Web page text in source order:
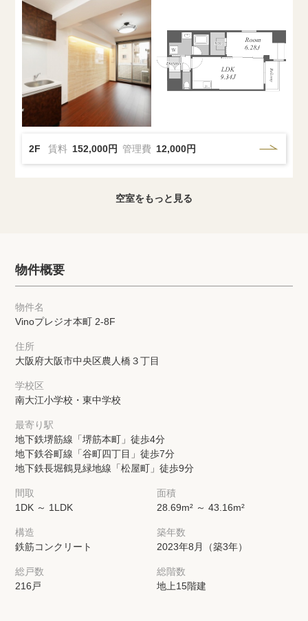
2F 賃料 152,000円 管理費 12,000円
空室をもっと見る
物件概要
物件名
Vinoプレジオ本町 2-8F
住所
大阪府大阪市中央区農人橋３丁目
学校区
南大江小学校・東中学校
最寄り駅
地下鉄堺筋線「堺筋本町」徒歩4分
地下鉄谷町線「谷町四丁目」徒歩7分
地下鉄長堀鶴見緑地線「松屋町」徒歩9分
間取
1DK ～ 1LDK
面積
28.69m² ～ 43.16m²
構造
鉄筋コンクリート
築年数
2023年8月（築3年）
総戸数
216戸
総階数
地上15階建